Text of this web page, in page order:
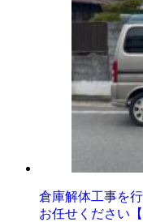
倉庫解体工事を
お任せください【